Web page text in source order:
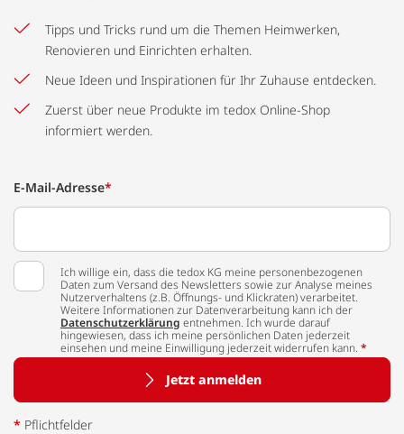
Tipps und Tricks rund um die Themen Heimwerken,
Renovieren und Einrichten erhalten.
Neue Ideen und Inspirationen für Ihr Zuhause entdecken.
Zuerst über neue Produkte im tedox Online-Shop
informiert werden.
E-Mail-Adresse*
Ich willige ein, dass die tedox KG meine personenbezogenen
Daten zum Versand des Newsletters sowie zur Analyse meines
Nutzerverhaltens (z.B. Öffnungs- und Klickraten) verarbeitet.
Weitere Informationen zur Datenverarbeitung kann ich der
Datenschutzerklärung entnehmen. Ich wurde darauf
hingewiesen, dass ich meine persönlichen Daten jederzeit
einsehen und meine Einwilligung jederzeit widerrufen kann. *
Jetzt anmelden
* Pflichtfelder